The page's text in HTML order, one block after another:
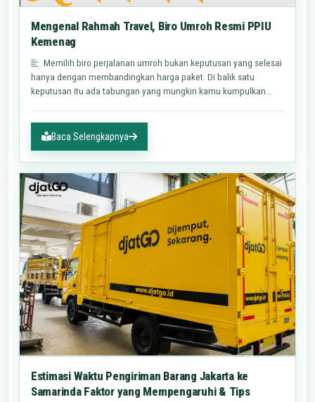
Mengenal Rahmah Travel, Biro Umroh Resmi PPIU
Kemenag
Memilih biro perjalanan umroh bukan keputusan yang selesai
hanya dengan membandingkan harga paket. Di balik satu
keputusan itu ada tabungan yang mungkin kamu kumpulkan
Baca Selengkapnya
Estimasi Waktu Pengiriman Barang Jakarta ke
Samarinda Faktor yang Mempengaruhi & Tips